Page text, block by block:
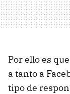
Por ello es
a tanto a
tipo de